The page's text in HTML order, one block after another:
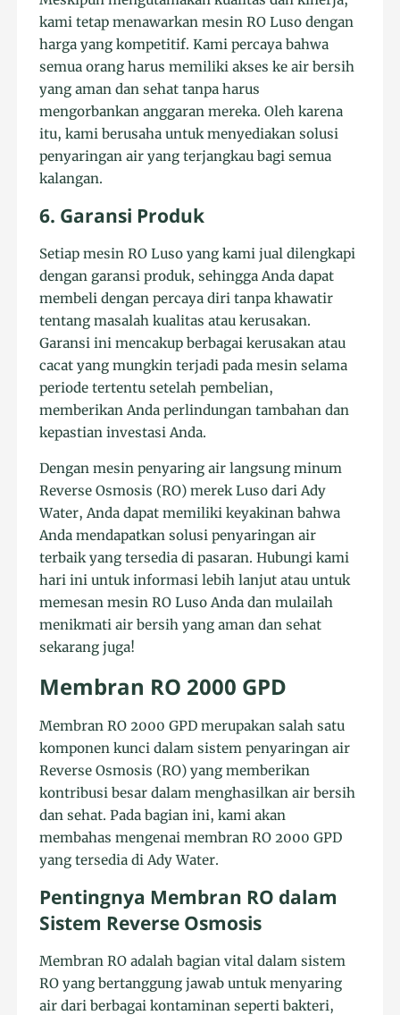
kami tetap menawarkan mesin RO Luso dengan
harga yang kompetitif. Kami percaya bahwa
semua orang harus memiliki akses ke air bersih
yang aman dan sehat tanpa harus
mengorbankan anggaran mereka. Oleh karena
itu, kami berusaha untuk menyediakan solusi
penyaringan air yang terjangkau bagi semua
kalangan.
6. Garansi Produk
Setiap mesin RO Luso yang kami jual dilengkapi
dengan garansi produk, sehingga Anda dapat
membeli dengan percaya diri tanpa khawatir
tentang masalah kualitas atau kerusakan.
Garansi ini mencakup berbagai kerusakan atau
cacat yang mungkin terjadi pada mesin selama
periode tertentu setelah pembelian,
memberikan Anda perlindungan tambahan dan
kepastian investasi Anda.
Dengan mesin penyaring air langsung minum
Reverse Osmosis (RO) merek Luso dari Ady
Water, Anda dapat memiliki keyakinan bahwa
Anda mendapatkan solusi penyaringan air
terbaik yang tersedia di pasaran. Hubungi kami
hari ini untuk informasi lebih lanjut atau untuk
memesan mesin RO Luso Anda dan mulailah
menikmati air bersih yang aman dan sehat
sekarang juga!
Membran RO 2000 GPD
Membran RO 2000 GPD merupakan salah satu
komponen kunci dalam sistem penyaringan air
Reverse Osmosis (RO) yang memberikan
kontribusi besar dalam menghasilkan air bersih
dan sehat. Pada bagian ini, kami akan
membahas mengenai membran RO 2000 GPD
yang tersedia di Ady Water.
Pentingnya Membran RO dalam
Sistem Reverse Osmosis
Membran RO adalah bagian vital dalam sistem
RO yang bertanggung jawab untuk menyaring
air dari berbagai kontaminan seperti bakteri,